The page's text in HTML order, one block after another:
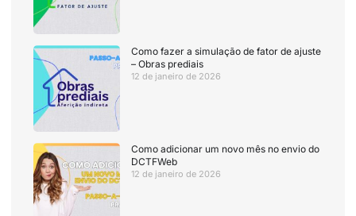
Como fazer a simulação de fator de ajuste
– Obras prediais
12 de janeiro de 2026
Como adicionar um novo mês no envio do
DCTFWeb
12 de janeiro de 2026